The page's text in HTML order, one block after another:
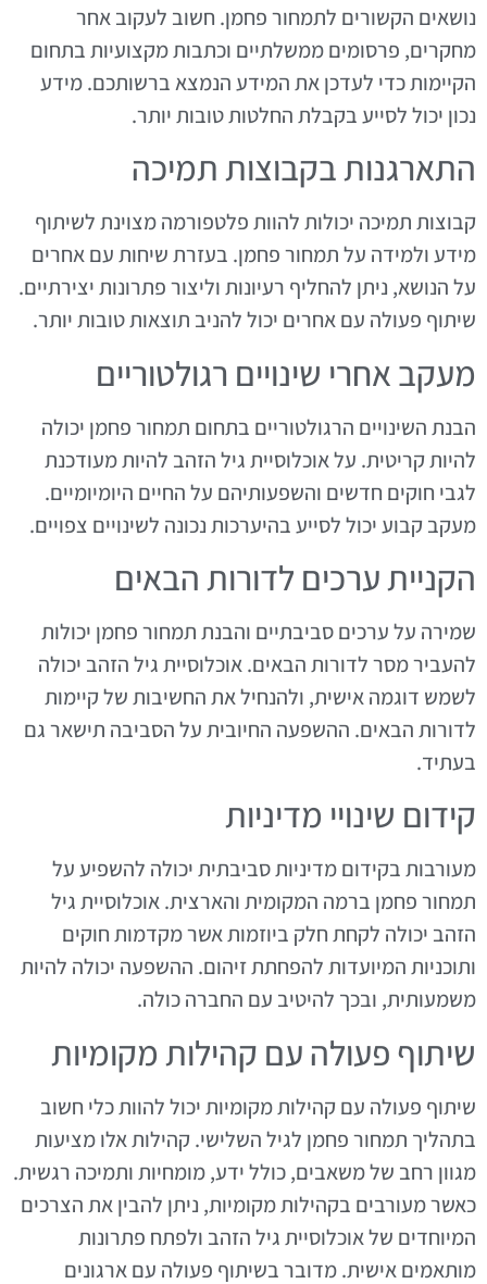
נושאים הקשורים לתמחור פחמן. חשוב לעקוב אחר
מחקרים, פרסומים ממשלתיים וכתבות מקצועיות בתחום
הקיימות כדי לעדכן את המידע הנמצא ברשותכם. מידע
נכון יכול לסייע בקבלת החלטות טובות יותר.
התארגנות בקבוצות תמיכה
קבוצות תמיכה יכולות להוות פלטפורמה מצוינת לשיתוף
מידע ולמידה על תמחור פחמן. בעזרת שיחות עם אחרים
על הנושא, ניתן להחליף רעיונות וליצור פתרונות יצירתיים.
שיתוף פעולה עם אחרים יכול להניב תוצאות טובות יותר.
מעקב אחרי שינויים רגולטוריים
הבנת השינויים הרגולטוריים בתחום תמחור פחמן יכולה
להיות קריטית. על אוכלוסיית גיל הזהב להיות מעודכנת
לגבי חוקים חדשים והשפעותיהם על החיים היומיומיים.
מעקב קבוע יכול לסייע בהיערכות נכונה לשינויים צפויים.
הקניית ערכים לדורות הבאים
שמירה על ערכים סביבתיים והבנת תמחור פחמן יכולות
להעביר מסר לדורות הבאים. אוכלוסיית גיל הזהב יכולה
לשמש דוגמה אישית, ולהנחיל את החשיבות של קיימות
לדורות הבאים. ההשפעה החיובית על הסביבה תישאר גם
בעתיד.
קידום שינויי מדיניות
מעורבות בקידום מדיניות סביבתית יכולה להשפיע על
תמחור פחמן ברמה המקומית והארצית. אוכלוסיית גיל
הזהב יכולה לקחת חלק ביוזמות אשר מקדמות חוקים
ותוכניות המיועדות להפחתת זיהום. ההשפעה יכולה להיות
משמעותית, ובכך להיטיב עם החברה כולה.
שיתוף פעולה עם קהילות מקומיות
שיתוף פעולה עם קהילות מקומיות יכול להוות כלי חשוב
בתהליך תמחור פחמן לגיל השלישי. קהילות אלו מציעות
מגוון רחב של משאבים, כולל ידע, מומחיות ותמיכה רגשית.
כאשר מעורבים בקהילות מקומיות, ניתן להבין את הצרכים
המיוחדים של אוכלוסיית גיל הזהב ולפתח פתרונות
מותאמים אישית. מדובר בשיתוף פעולה עם ארגונים